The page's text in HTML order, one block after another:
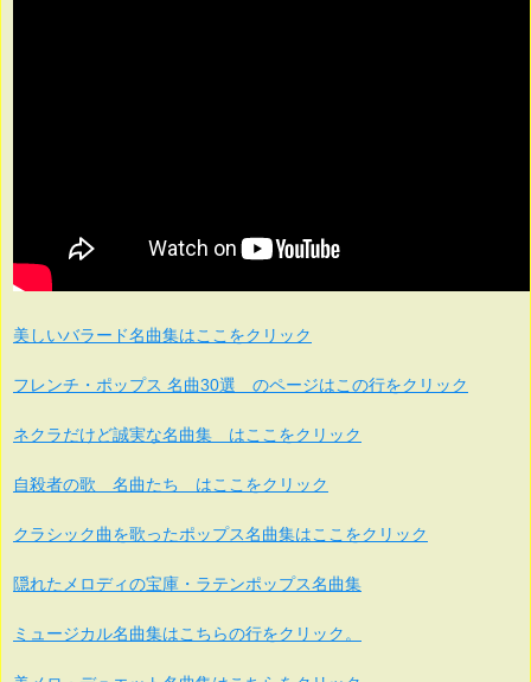
美しいバラード名曲集はここをクリック
フレンチ・ポップス 名曲30選 のページはこの行をクリック
ネクラだけど誠実な名曲集 はここをクリック
自殺者の歌 名曲たち はここをクリック
クラシック曲を歌ったポップス名曲集はここをクリック
隠れたメロディの宝庫・ラテンポップス名曲集
ミュージカル名曲集はこちらの行をクリック。